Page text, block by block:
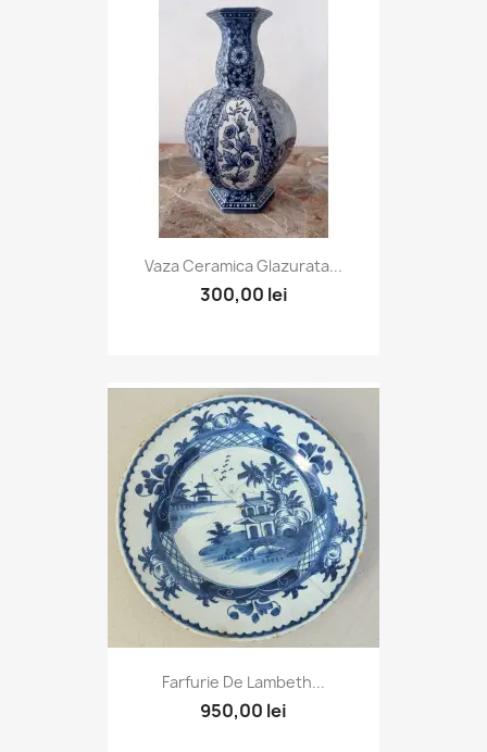
Vaza Ceramica Glazurata...
300,00 lei
Farfurie De Lambeth...
950,00 lei